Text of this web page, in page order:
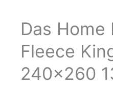
Das Home
Fleece
240×260